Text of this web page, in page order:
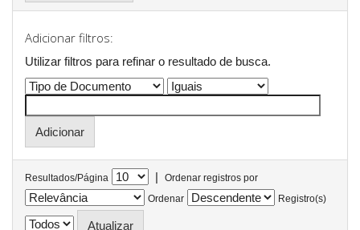
Adicionar filtros:
Utilizar filtros para refinar o resultado de busca.
Resultados/Página |
Ordenar registros por
Ordenar
Registro(s)